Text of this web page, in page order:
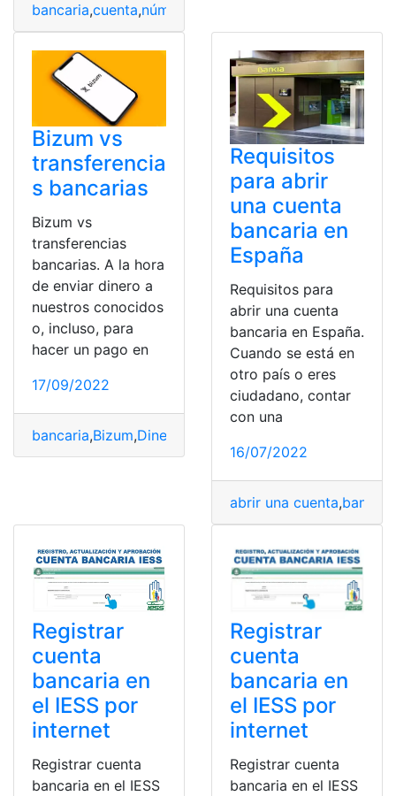
bancaria,cuenta,número
Bizum vs
transferencia
s bancarias
Bizum vs
transferencias
bancarias. A la hora
de enviar dinero a
nuestros conocidos
o, incluso, para
hacer un pago en
17/09/2022
bancaria,Bizum,Dinero
Requisitos
para abrir
una cuenta
bancaria en
España
Requisitos para
abrir una cuenta
bancaria en España.
Cuando se está en
otro país o eres
ciudadano, contar
con una
16/07/2022
abrir una cuenta,
Registrar
cuenta
bancaria en
el IESS por
internet
Registrar cuenta
bancaria en el IESS
Registrar
cuenta
bancaria en
el IESS por
internet
Registrar cuenta
bancaria en el IESS